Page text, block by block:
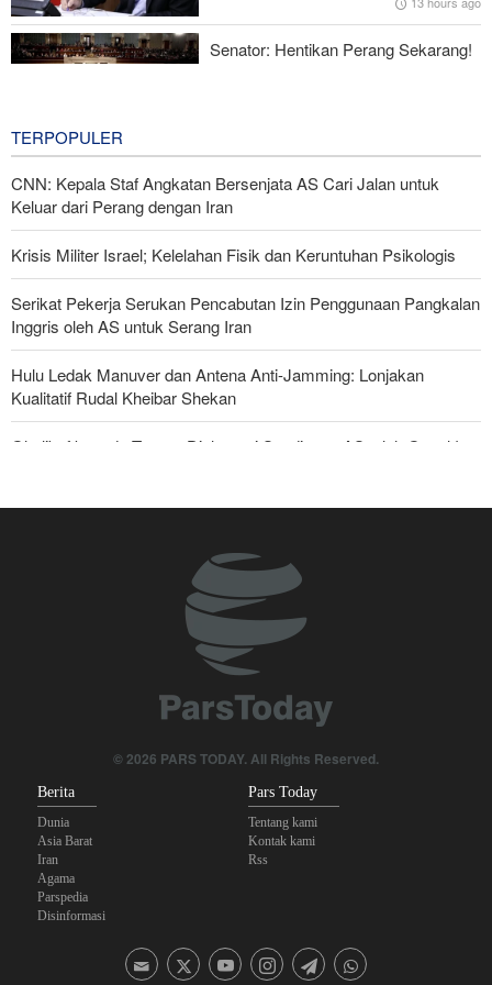
Menhan Pakistan: Persatuan Negara-negara Islam dalam
Melawan Zionis Urgen
Senator: Hentikan Perang Sekarang!
TERPOPULER
CNN: Kepala Staf Angkatan Bersenjata AS Cari Jalan untuk
Keluar dari Perang dengan Iran
Krisis Militer Israel; Kelelahan Fisik dan Keruntuhan Psikologis
Serikat Pekerja Serukan Pencabutan Izin Penggunaan Pangkalan
Inggris oleh AS untuk Serang Iran
Hulu Ledak Manuver dan Antena Anti-Jamming: Lonjakan
Kualitatif Rudal Kheibar Shekan
Ghalibaf kepada Trump: Diplomasi Sandiwara AS telah Gagal !
dengan Rudal Balistik dan Drone
The Economist: Kesepakatan dengan Iran Opsi Realistis Akhiri
Anggota Kongres AS Khawatirkan Dampak Menipisnya Rudal
Amerika Hadapi Iran© 2026 PARS TODAY. All Rights Reserved.
Berita
Dunia
Asia Barat
Iran
Agama
Parspedia
Disinformasi
Pars Today
Tentang kami
Kontak kami
Rss